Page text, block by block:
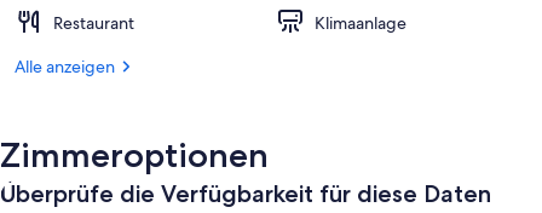
Restaurant
Klimaanlage
Alle anzeigen
Zimmeroptionen
Überprüfe die Verfügbarkeit für diese Daten